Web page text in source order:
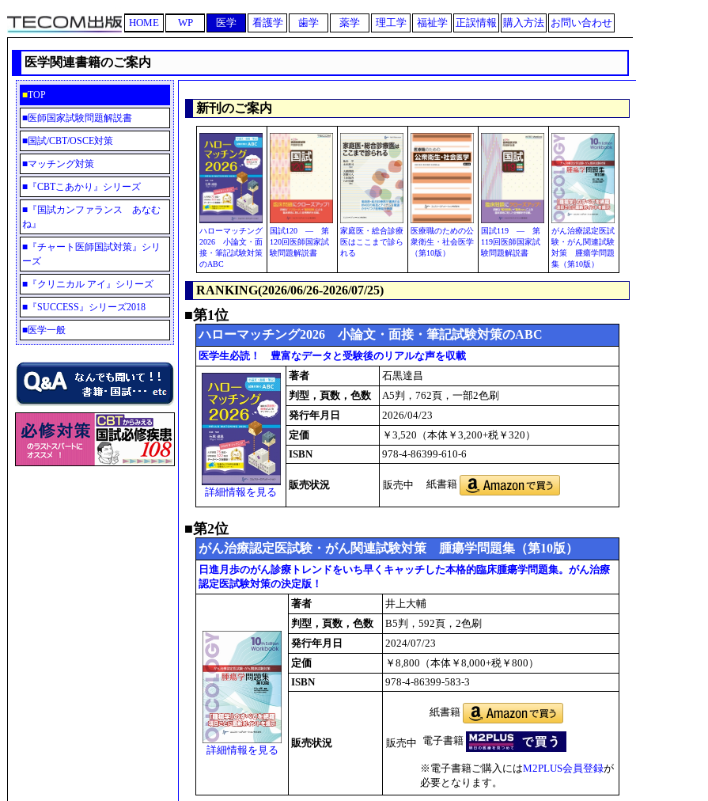
HOME WP 医学 看護学 歯学 薬学 理工学 福祉学 正誤情報 購入方法 お問い合わせ
医学関連書籍のご案内
■TOP
■医師国家試験問題解説書
■国試/CBT/OSCE対策
■マッチング対策
■ 『CBTこあかり』シリーズ
■ 『国試カンファランス あなむ
ね』
■ 『チャート医師国試対策』シリ
ーズ
■ 『クリニカル アイ』シリーズ
■ 『SUCCESS』シリーズ2018
■医学一般
新刊のご案内
ハローマッチング
2026 小論文・面
接・筆記試験対策
のABC
国試120 ― 第
120回医師国家試
験問題解説書
家庭医・総合診療
医はここまで診ら
れる
医療職のための公
衆衛生・社会医学
（第10版）
国試119 ― 第
119回医師国家試
験問題解説書
がん治療認定医試
験・がん関連試験
対策 腫瘍学問題
集（第10版）
RANKING(2026/06/26-2026/07/25)
■第1位
ハローマッチング2026 小論文・面接・筆記試験対策のABC
医学生必読！ 豊富なデータと受験後のリアルな声を収載
詳細情報を見る
著者
石黒達昌
判型，頁数，色数
A5判，762頁，一部2色刷
発行年月日
2026/04/23
定価
￥3,520（本体￥3,200+税￥320）
ISBN
978-4-86399-610-6
販売状況 販売中 紙書籍
■第2位
がん治療認定医試験・がん関連試験対策 腫瘍学問題集（第10版）
日進月歩のがん診療トレンドをいち早くキャッチした本格的臨床腫瘍学問題集。がん治療
認定医試験対策の決定版！
詳細情報を見る
著者
井上大輔
判型，頁数，色数
B5判，592頁，2色刷
発行年月日
2024/07/23
定価
￥8,800（本体￥8,000+税￥800）
ISBN
978-4-86399-583-3
販売状況 販売中
紙書籍
電子書籍
※電子書籍ご購入にはM2PLUS会員登録が
必要となります。